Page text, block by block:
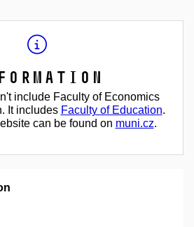
include Faculty of Economics
It includes Faculty of Education.
can be found on muni.cz.